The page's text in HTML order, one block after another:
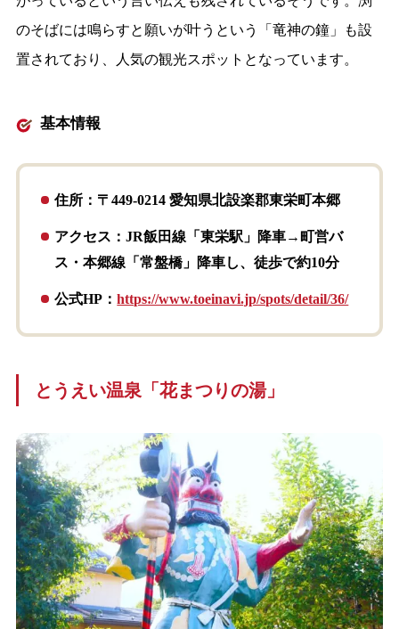
のそばには鳴らすと願いが叶うという「竜神の鐘」も設
置されており、人気の観光スポットとなっています。
基本情報
住所：〒449-0214 愛知県北設楽郡東栄町本郷
アクセス：JR飯田線「東栄駅」降車→町営バ
ス・本郷線「常盤橋」降車し、徒歩で約10分
公式HP：https://www.toeinavi.jp/spots/detail/36/
とうえい温泉「花まつりの湯」